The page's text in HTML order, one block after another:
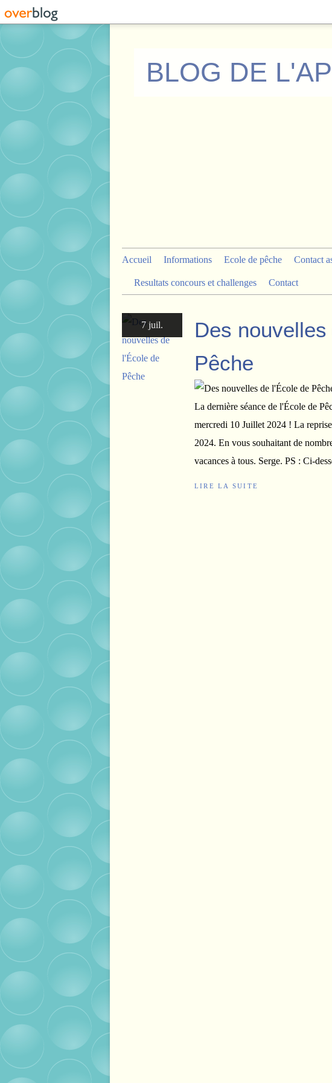
BLOG DE
Accueil Informations Ecole de pêche Contact
Resultats concours et challenges Contact
7 juil.
Des
Pêche
La dernière séance de l'École de
mercredi 10 Juillet 2024 ! La
2024. En vous souhaitant de
vacances à tous. Serge. PS : Ci-
LIRE LA SUITE